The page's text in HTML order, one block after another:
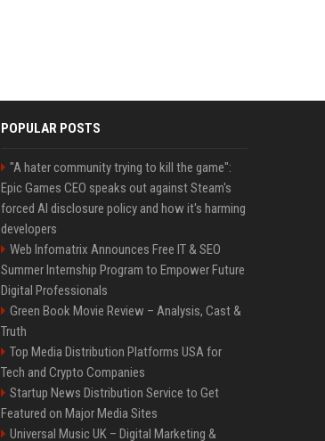
POPULAR POSTS
"A hater community trying to kill the game":
Epic Games CEO speaks out against Steam's
forced AI disclosure policy and how it's harming
developers
Web Infomatrix Announces Free IT & SEO
Summer Internship Program to Empower Future
Digital Professionals
Green Book Movie Review – Analysis, Cast &
Truth
Top Media Distribution Platforms USA for
Tech and Crypto Companies
Startup News Distribution Service to Get
Featured on Major Media Sites
Universal Music UK – Digital Marketing &